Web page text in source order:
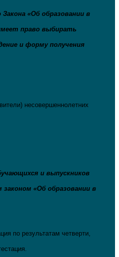
«Об образовании в
право выбирать
и форму получения
несовершеннолетних
и выпускников
«Об образовании в
по результатам четверти,